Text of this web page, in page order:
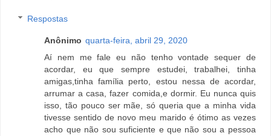
Respostas
Anônimo quarta-feira, abril 29, 2020
Aí nem me fale eu não tenho vontade sequer de
acordar, eu que sempre estudei, trabalhei, tinha
amigas,tinha família perto, estou nessa de acordar,
arrumar a casa, fazer comida,e dormir. Eu nunca quis
isso, tão pouco ser mãe, só queria que a minha vida
tivesse sentido de novo meu marido é ótimo as vezes
acho que não sou suficiente e que não sou a pessoa